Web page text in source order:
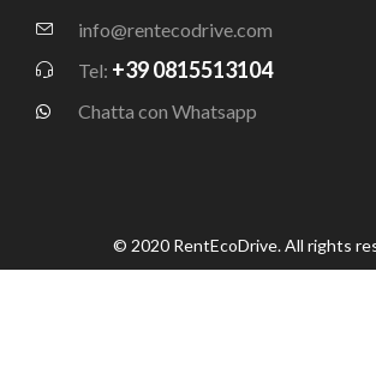
info@rentecodrive.com
Tel: +39 0815513104
Chatta con Whatsapp
© 2020 RentEcoDrive. All rights